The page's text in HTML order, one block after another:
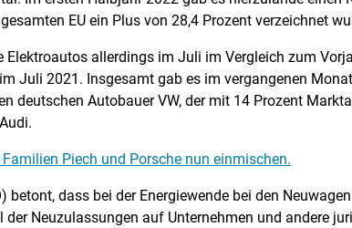
EU ein Plus von 28,4 Prozent verzeichnet
Elektroautos allerdings im Juli im Vergleich zum
Juli 2021. Insgesamt gab es im vergangenen
deutschen Autobauer VW, der mit 14 Prozent
Piech und Porsche nun einmischen.
betont, dass bei der Energiewende bei den
Neuzulassungen auf Unternehmen und andere